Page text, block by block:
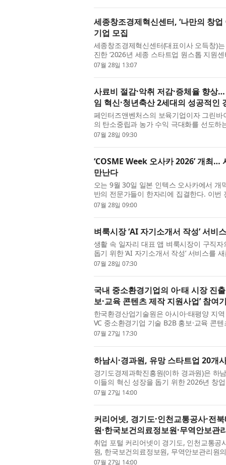
세종창조경제혁신센터, ‘나만의 창
기업 모집
세종창조경제혁신센터(대표이사 오득창)
진한 ‘2026년 세종 스타트업 원스톱 지원
는 8월 27일(목) 개최되는 2차 프로그램 참
07월 28일 13:07
사료비 절감·악취 저감·증체율 향
임 혁신·청년축산 2세대의 성공적인
페인터즈앤벤처스의 보육기업이자 그린
의 탄소중립과 농가 수익 극대화를 선도
방식으로 무장한 청년 축산 2세대가 만나
07월 28일 09:30
‘COSME Week 오사카 2026’ 개최
만난다
오는 9월 30일 일본 인텍스 오사카에서 개
반의 전문가들이 한자리에 집결한다. 이
COSME OSAKA와 화장품 원료, OEM/
07월 28일 09:00
벼룩시장 ‘AI 자기소개서 작성’ 서비
생활 속 일자리 대표 앱 벼룩시장이 구직
돕기 위한 ‘AI 자기소개서 작성’ 서비스를
스는 구직자가 이력서에 입력한 기본정보
07월 28일 07:30
국내 중소환경기업의 아·태 시장 진
보·교육 콘텐츠 제작 지원사업’ 참여
한국환경산업기술원은 아시아·태평양 지
VC 중소환경기업 기술 B2B 홍보·교육 콘
다고 밝혔다. 이번 사업은 APEC-VC 국제
07월 27일 17:30
하남시·경과원, 유망 스타트업 20개
경기도경제과학진흥원(이하 경과원)은 하
이들의 혁신 성장을 돕기 위한 2026년 창
‘이루다+’ 참가기업을 오는 8월 17일(월)까
07월 27일 14:00
커리어넷, 경기도·인천교통공사·전
원·한국보건의료정보원·무역안보관
취업 포털 커리어넷이 경기도, 인천교통
원, 한국보건의료정보원, 무역안보관리원
기관 통합 채용을 진행한다. 경기도 산하
07월 27일 14:00